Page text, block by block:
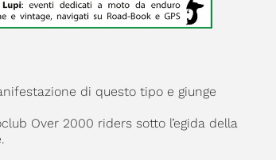
di questo tipo e giunge
Over 2000 riders sotto l’egida della